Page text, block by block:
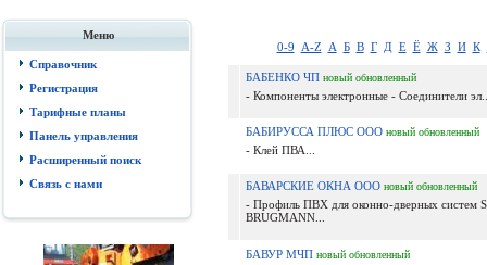
Меню
Справочник
Регистрация
Тарифные планы
Панель управления
Расширенный поиск
Связь с нами
0-9 A-Z А Б В Г Д Е Ё Ж З И К
БАБЕНКО ЧП новый обновленный
- Компоненты электронные - Соединители
БАБИРУССА ПЛЮС ООО новый обновленный
- Клей ПВА...
БАВАРСКИЕ ОКНА ООО новый обновленный
- Профиль ПВХ для оконно-дверных систем
BRUGMANN...
БАВУР МЧП новый обновленный